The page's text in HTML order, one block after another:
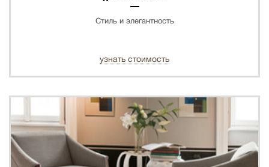
Стиль и элегантность
узнать стоимость